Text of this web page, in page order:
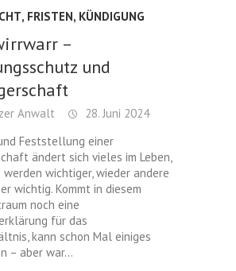
, FRISTEN, KÜNDIGUNG
–
und
Anwalt
28. Juni 2024
Feststellung einer
ändert sich vieles im Leben,
werden wichtiger, wieder andere
wichtig. Kommt in diesem
noch eine
für das
kann schon Mal einiges
– aber war…